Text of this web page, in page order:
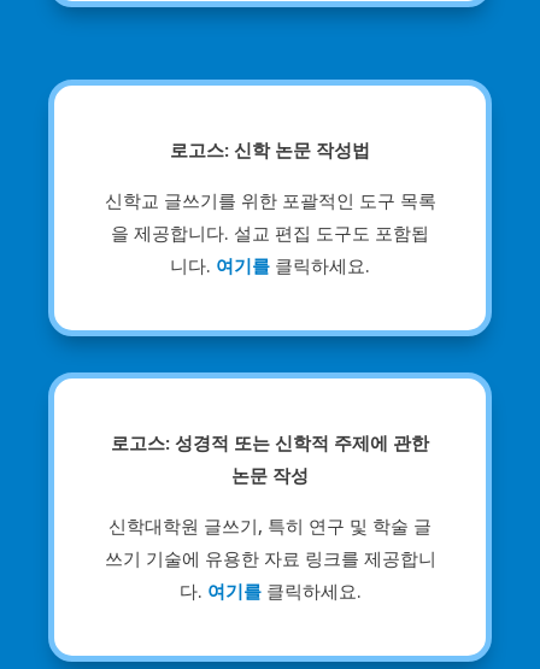
로고스: 신학 논문 작성법
신학교 글쓰기를 위한 포괄적인 도구 목록
을 제공합니다. 설교 편집 도구도 포함됩
니다. 여기를 클릭하세요.
로고스: 성경적 또는 신학적 주제에 관한
논문 작성
신학대학원 글쓰기, 특히 연구 및 학술 글
쓰기 기술에 유용한 자료 링크를 제공합니
다. 여기를클릭하세요.